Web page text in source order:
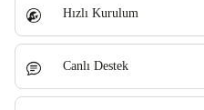
Hızlı Kurulum
Canlı Destek